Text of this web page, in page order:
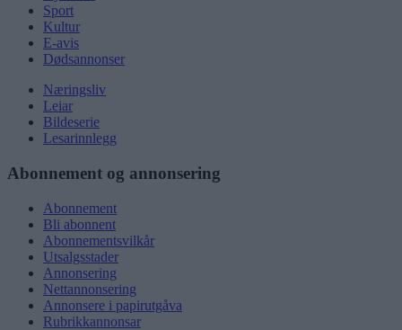
Sport
Kultur
E-avis
Dødsannonser
Næringsliv
Leiar
Bildeserie
Lesarinnlegg
Abonnement og annonsering
Abonnement
Bli abonnent
Abonnementsvilkår
Utsalgsstader
Annonsering
Nettannonsering
Annonsere i papirutgåva
Rubrikkannonsar